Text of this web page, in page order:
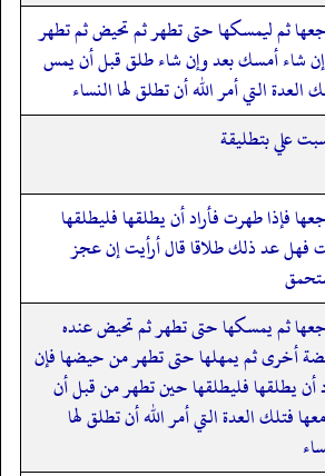
ثم ليمسكها حتى تطهر ثم تحيض ثم تطهر
شاء أمسك بعد وإن شاء طلق قبل أن يمس
العدة التي أمر الله أن تطلق لها النساء
علي بتطليقة
فإذا طهرت فأراد أن يطلقها فليطلقها
فهل عد ذلك طلاقا قال أرأيت إن عجز
ثم يمسكها حتى تطهر ثم تحيض عنده
أخرى ثم يمهلها حتى تطهر من حيضها فإن
أن يطلقها فليطلقها حين تطهر من قبل أن
فتلك العدة التي أمر الله أن تطلق لها